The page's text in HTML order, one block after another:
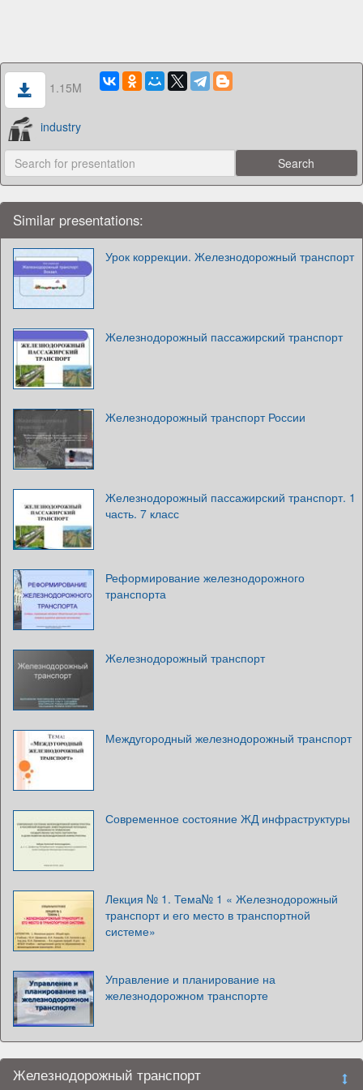
1.15M
industry
Similar presentations:
Урок коррекции. Железнодорожный транспорт
Железнодорожный пассажирский транспорт
Железнодорожный транспорт России
Железнодорожный пассажирский транспорт. 1
часть. 7 класс
Реформирование железнодорожного
транспорта
Железнодорожный транспорт
Междугородный железнодорожный транспорт
Современное состояние ЖД инфраструктуры
Лекция № 1. Тема№ 1 « Железнодорожный
транспорт и его место в транспортной
системе»
Управление и планирование на
железнодорожном транспорте
Железнодорожный транспорт